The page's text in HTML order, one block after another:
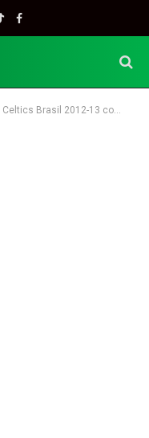
Facebook
Brasil 2012-13 começa hoje